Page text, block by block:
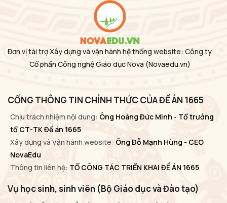
Đơn vị tài trợ Xây dựng và vận hành hệ thống website: Công ty
Cổ phần Công nghệ Giáo dục Nova (Novaedu.vn)
CỔNG THÔNG TIN CHÍNH THỨC CỦA ĐỀ ÁN 1665
Chịu trách nhiệm nội dung: Ông Hoàng Đức Minh - Tổ trưởng
tổ CT-TK Đề án 1665
Xây dựng và Vận hành website: Ông Đỗ Mạnh Hùng - CEO
NovaEdu
Thông tin liên hệ: TỔ CÔNG TÁC TRIỂN KHAI ĐỀ ÁN 1665
Vụ học sinh, sinh viên (Bộ Giáo dục và Đào tạo)